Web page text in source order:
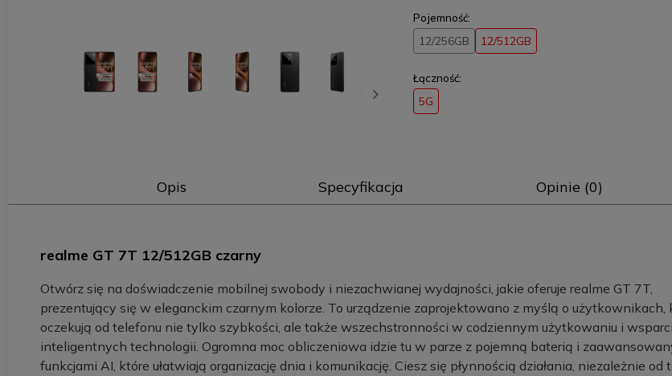
Pojemność:
12/256GB 12/512GB
Łączność:
5G
Opis Specyfikacja Opinie (0)
realme GT 7T 12/512GB czarny
Otwórz się na doświadczenie mobilnej swobody i niezachwianej wydajności, jakie oferuje realme GT 7T,
prezentujący się w eleganckim czarnym kolorze. To urządzenie zaprojektowano z myślą o użytkownikach,
oczekują od telefonu nie tylko szybkości, ale także wszechstronności w codziennym użytkowaniu i
inteligentnych technologii. Ogromna moc obliczeniowa idzie tu w parze z pojemną baterią i
funkcjami AI, które ułatwiają organizację dnia i komunikację. Ciesz się płynnością działania, niezależnie od